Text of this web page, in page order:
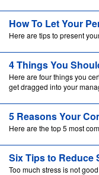
How To Let Your
Here are tips to present
4 Things You
Here are four things you
get dragged into your
5 Reasons Your
Here are the top 5 most
Six Tips to Reduce
Too much stress is not